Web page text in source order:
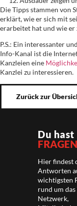
Die Tipps stammen von
erklärt, wie er sich mit
erarbeitet hat und wie er
P.S.: Ein interessanter
Info-Kanal ist die
Kanzleien eine
Kanzlei zu interessieren.
Zurück zur
Du hast
Hier findest
Antworten
wichtigsten
rund um
Netzwerk,